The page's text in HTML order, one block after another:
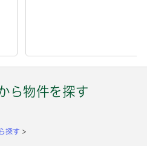
ら物件を探す
探す